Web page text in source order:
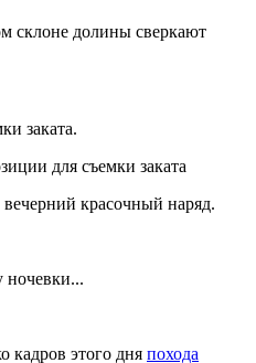
склоне долины сверкают
заката.
вечерний красочный наряд.
ночевки...
кадров этого дня похода